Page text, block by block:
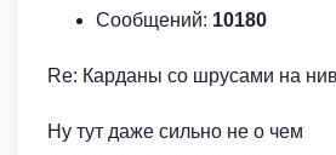
Сообщений: 10180
Re: Карданы со шрусами на
Ну тут даже сильно не о чем